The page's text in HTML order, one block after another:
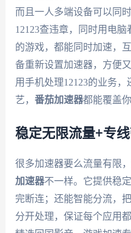
而且一人多端设备可以同
12123查违章，同时用电
的游戏，都能同时加速，
备重新设置加速器，方便
用手机处理12123的业务
艺， 番茄加速器都能覆盖
稳定无限流量+专
很多加速器要么流量有限
加速器不一样。它提供稳
完断连；还能智能分流，
分开处理，保证每个应用